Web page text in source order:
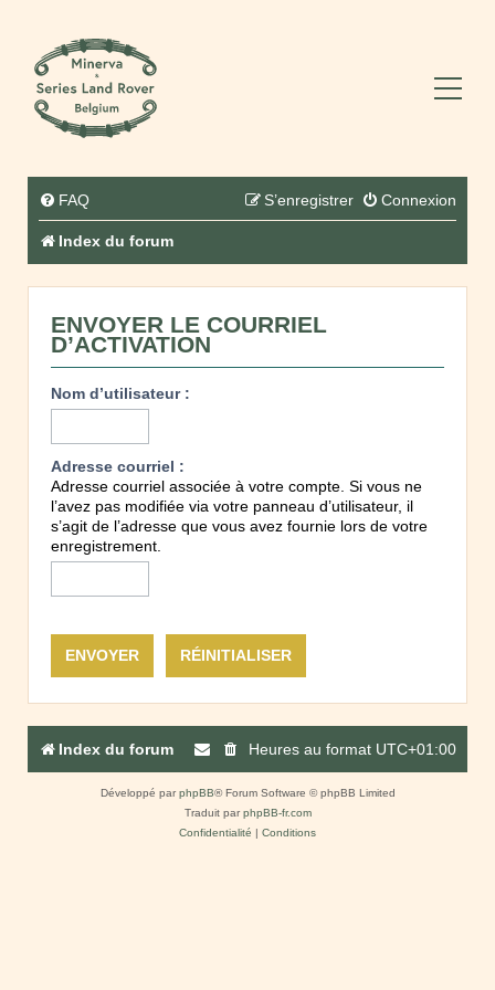
FAQ Connexion
S’enregistrer
Index du forum
ENVOYER LE COURRIEL
D’ACTIVATION
Nom d’utilisateur :
Adresse courriel :
Adresse courriel associée à votre compte. Si vous ne
l’avez pas modifiée via votre panneau d’utilisateur, il
s’agit de l’adresse que vous avez fournie lors de votre
enregistrement.
Index du forum Heures au format UTC+01:00
Développé parphpBB® Forum Software © phpBB Limited
Traduit parphpBB-fr.com
Confidentialité | Conditions